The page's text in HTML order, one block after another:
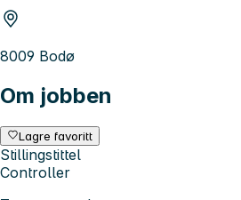
8009 Bodø
Om jobben
Lagre favoritt
Stillingstittel
Controller